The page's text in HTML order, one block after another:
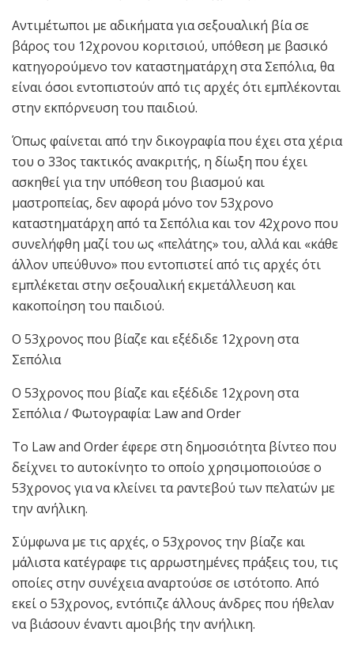
Αντιμέτωποι με αδικήματα για σεξουαλική βία σε
βάρος του 12χρονου κοριτσιού, υπόθεση με βασικό
κατηγορούμενο τον καταστηματάρχη στα Σεπόλια, θα
είναι όσοι εντοπιστούν από τις αρχές ότι εμπλέκονται
στην εκπόρνευση του παιδιού.
Όπως φαίνεται από την δικογραφία που έχει στα χέρια
του ο 33ος τακτικός ανακριτής, η δίωξη που έχει
ασκηθεί για την υπόθεση του βιασμού και
μαστροπείας, δεν αφορά μόνο τον 53χρονο
καταστηματάρχη από τα Σεπόλια και τον 42χρονο που
συνελήφθη μαζί του ως «πελάτης» του, αλλά και «κάθε
άλλον υπεύθυνο» που εντοπιστεί από τις αρχές ότι
εμπλέκεται στην σεξουαλική εκμετάλλευση και
κακοποίηση του παιδιού.
Ο 53χρονος που βίαζε και εξέδιδε 12χρονη στα
Σεπόλια
Ο 53χρονος που βίαζε και εξέδιδε 12χρονη στα
Σεπόλια / Φωτογραφία: Law and Order
Το Law and Order έφερε στη δημοσιότητα βίντεο που
δείχνει το αυτοκίνητο το οποίο χρησιμοποιούσε ο
53χρονος για να κλείνει τα ραντεβού των πελατών με
την ανήλικη.
Σύμφωνα με τις αρχές, ο 53χρονος την βίαζε και
μάλιστα κατέγραφε τις αρρωστημένες πράξεις του, τις
οποίες στην συνέχεια αναρτούσε σε ιστότοπο. Από
εκεί ο 53χρονος, εντόπιζε άλλους άνδρες που ήθελαν
να βιάσουν έναντι αμοιβής την ανήλικη.